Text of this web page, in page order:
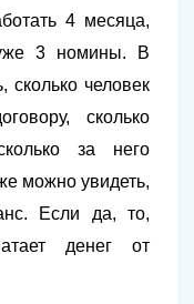
4 месяца,
3 номины. В
сколько человек
сколько
за него
можно увидеть,
Если да, то,
денег от